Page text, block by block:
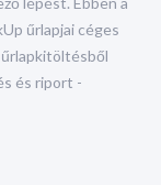
űrlapjai céges
űrlapkitöltésből
és riport -